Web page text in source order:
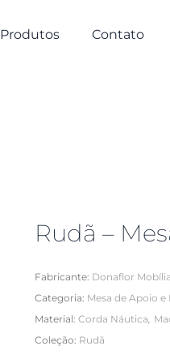
Produtos Contato
Rudã –
Fabricante: Donaflor Mobília
Categoria: Mesa de Apoio e
Material: Corda Náutica,
Coleção: Rudã